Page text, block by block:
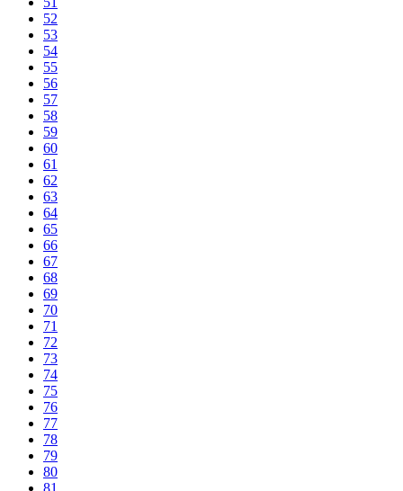
52
53
54
55
56
57
58
59
60
61
62
63
64
65
66
67
68
69
70
71
72
73
74
75
76
77
78
79
80
81